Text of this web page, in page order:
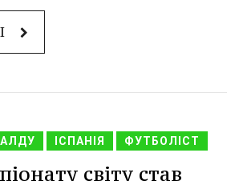
ІСПАНІЯ ФУТБОЛІСТ
світу став